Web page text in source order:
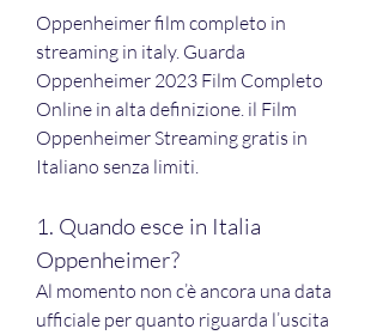
Oppenheimer film completo in
streaming in italy. Guarda
Oppenheimer 2023 Film Completo
Online in alta definizione. il Film
Oppenheimer Streaming gratis in
Italiano senza limiti.
1. Quando esce in Italia
Oppenheimer?
Al momento non c’è ancora una data
ufficiale per quanto riguarda l’uscita